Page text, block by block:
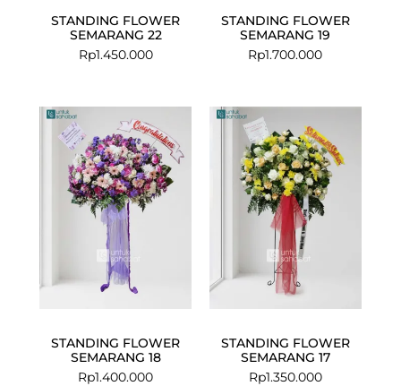
STANDING FLOWER
SEMARANG 22
Rp1.450.000
STANDING FLOWER
SEMARANG 19
Rp1.700.000
STANDING FLOWER
SEMARANG 18
Rp1.400.000
STANDING FLOWER
SEMARANG 17
Rp1.350.000